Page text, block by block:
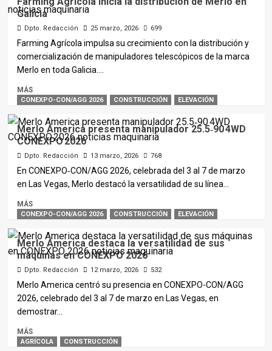
Galicia
Dpto. Redacción 25 marzo, 2026 699
Farming Agrícola impulsa su crecimiento con la distribución y
comercialización de manipuladores telescópicos de la marca
Merlo en toda Galicia....
MÁS
CONEXPO-CON/AGG 2026 CONSTRUCCIÓN ELEVACIÓN
Merlo America presenta manipulador 25.5‑90 4WD
CONEXPO 2026
Dpto. Redacción 13 marzo, 2026 768
En CONEXPO‑CON/AGG 2026, celebrada del 3 al 7 de marzo
en Las Vegas, Merlo destacó la versatilidad de su línea...
MÁS
CONEXPO-CON/AGG 2026 CONSTRUCCIÓN ELEVACIÓN
Merlo America destaca la versatilidad de sus
máquinas en CONEXPO 2026
Dpto. Redacción 12 marzo, 2026 532
Merlo America centró su presencia en CONEXPO-CON/AGG
2026, celebrado del 3 al 7 de marzo en Las Vegas, en
demostrar...
MÁS
AGRÍCOLA CONSTRUCCIÓN